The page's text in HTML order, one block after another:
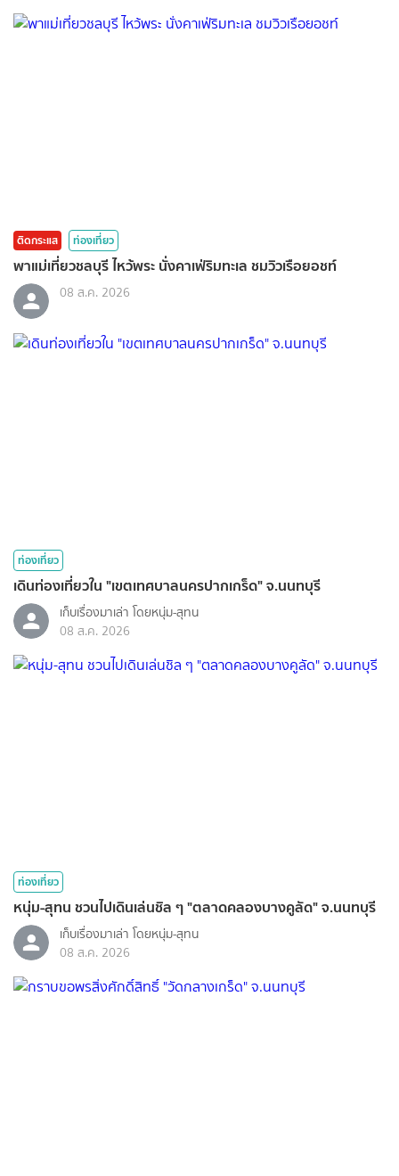
ติดกระแส ท่องเที่ยว
พาแม่เที่ยวชลบุรี ไหว้พระ นั่งคาเฟ่ริมทะเล ชมวิวเรือยอชท์
08 ส.ค. 2026
ท่องเที่ยว
เดินท่องเที่ยวใน "เขตเทศบาลนครปากเกร็ด" จ.นนทบุรี
เก็บเรื่องมาเล่า โดยหนุ่ม-สุทน
08 ส.ค. 2026
ท่องเที่ยว
หนุ่ม-สุทน ชวนไปเดินเล่นชิล ๆ "ตลาดคลองบางคูลัด" จ.นนทบุรี
เก็บเรื่องมาเล่า โดยหนุ่ม-สุทน
08 ส.ค. 2026